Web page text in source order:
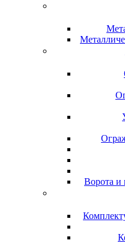
Ворота и